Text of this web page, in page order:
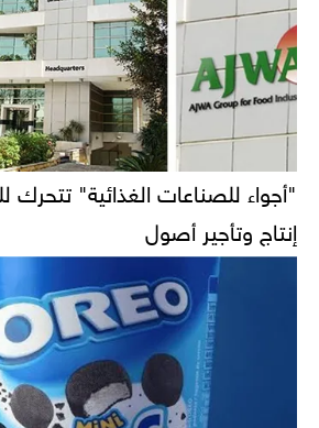
"أجواء للصناعات الغذائية"
إنتاج وتأجير أصول